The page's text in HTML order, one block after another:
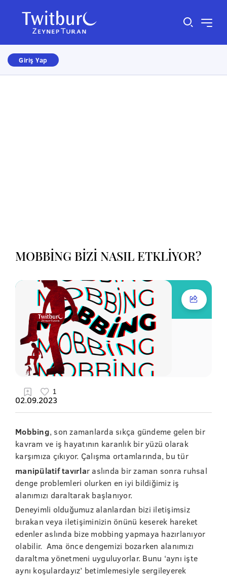
Giriş Yap
MOBBİNG BİZİ NASIL ETKLİYOR?
02.09.2023
Mobbing, son zamanlarda sıkça gündeme gelen bir
kavram ve iş hayatının karanlık bir yüzü olarak
karşımıza çıkıyor. Çalışma ortamlarında, bu tür
manipülatif tavırlar aslında bir zaman sonra ruhsal
denge problemleri olurken en iyi bildiğimiz iş
alanımızı daraltarak başlanıyor.
Deneyimli olduğumuz alanlardan bizi iletişimsiz
bırakan veya iletişiminizin önünü keserek hareket
edenler aslında bize mobbing yapmaya hazırlanıyor
olabilir. Ama önce dengemizi bozarken alanımızı
daraltma yönetmeni uyguluyorlar. Bunu ‘aynı işte
aynı koşulardayız’ betimlemesiyle sergileyerek